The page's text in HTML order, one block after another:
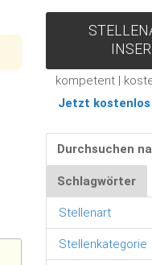
kompetent |
Jetzt
Durchsuchen
Schlagwörter
Stellenart
Stellenkategorie